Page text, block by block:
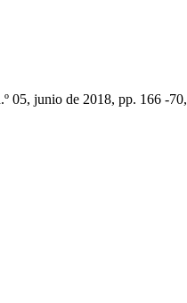
05, junio de 2018, pp. 166 -70,